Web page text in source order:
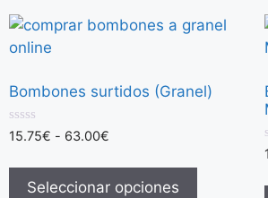
Bombones surtidos (Granel)
0
5
15.75€ - 63.00€
Seleccionar opciones
0